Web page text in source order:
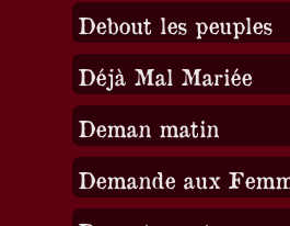
Debout les peuples
Déjà Mal Mariée
Deman matin
Demande aux